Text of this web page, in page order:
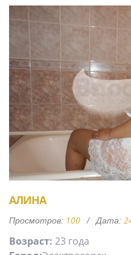
АЛИНА
Просмотров: 100 Дата:
Возраст: 23 года